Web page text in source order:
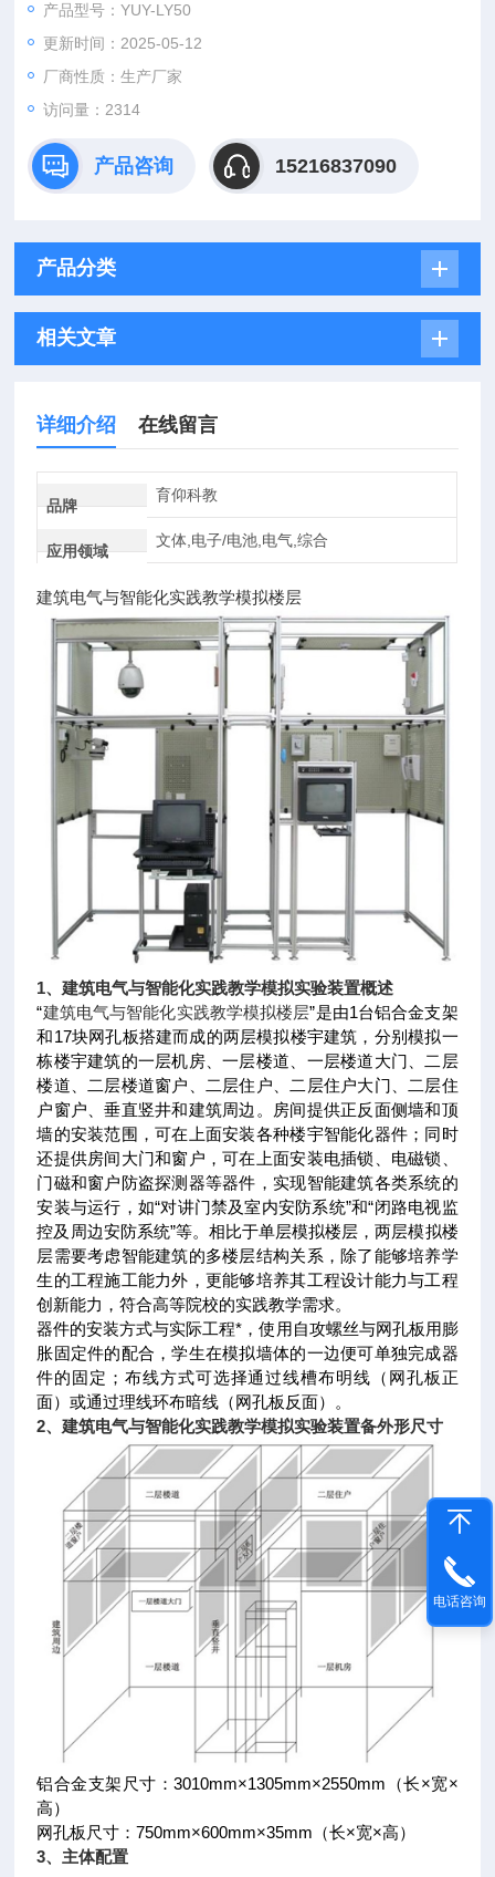
筑周边。
产品型号：YUY-LY50
更新时间：2025-05-12
厂商性质：生产厂家
访问量：2314
产品咨询 15216837090
产品分类
相关文章
详细介绍 在线留言
品牌
育仰科教
应用领域
文体,电子/电池,电气,综合
建筑电气与智能化实践教学模拟楼层
1、建筑电气与智能化实践教学模拟实验装置概述
“建筑电气与智能化实践教学模拟楼层”是由1台铝合金支架
和17块网孔板搭建而成的两层模拟楼宇建筑，分别模拟一
栋楼宇建筑的一层机房、一层楼道、一层楼道大门、二层
楼道、二层楼道窗户、二层住户、二层住户大门、二层住
户窗户、垂直竖井和建筑周边。房间提供正反面侧墙和顶
墙的安装范围，可在上面安装各种楼宇智能化器件；同时
还提供房间大门和窗户，可在上面安装电插锁、电磁锁、
门磁和窗户防盗探测器等器件，实现智能建筑各类系统的
安装与运行，如“对讲门禁及室内安防系统”和“闭路电视监
控及周边安防系统”等。相比于单层模拟楼层，两层模拟楼
层需要考虑智能建筑的多楼层结构关系，除了能够培养学
生的工程施工能力外，更能够培养其工程设计能力与工程
创新能力，符合高等院校的实践教学需求。
器件的安装方式与实际工程*，使用自攻螺丝与网孔板用膨
胀固定件的配合，学生在模拟墙体的一边便可单独完成器
件的固定；布线方式可选择通过线槽布明线（网孔板正
面）或通过理线环布暗线（网孔板反面）。
2、建筑电气与智能化实践教学模拟实验装置备外形尺寸
铝合金支架尺寸：3010mm×1305mm×2550mm（长×宽×
高）
网孔板尺寸：750mm×600mm×35mm（长×宽×高）
3、 主体配置
电话咨询